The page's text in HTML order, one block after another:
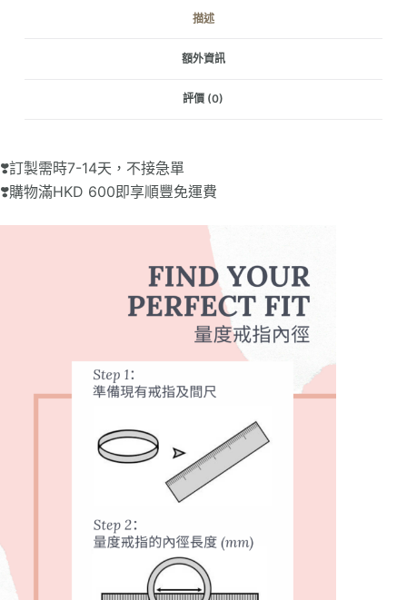
描述
額外資訊
評價 (0)
❣️訂製需時7-14天，不接急單
❣️購物滿HKD 600即享順豐免運費